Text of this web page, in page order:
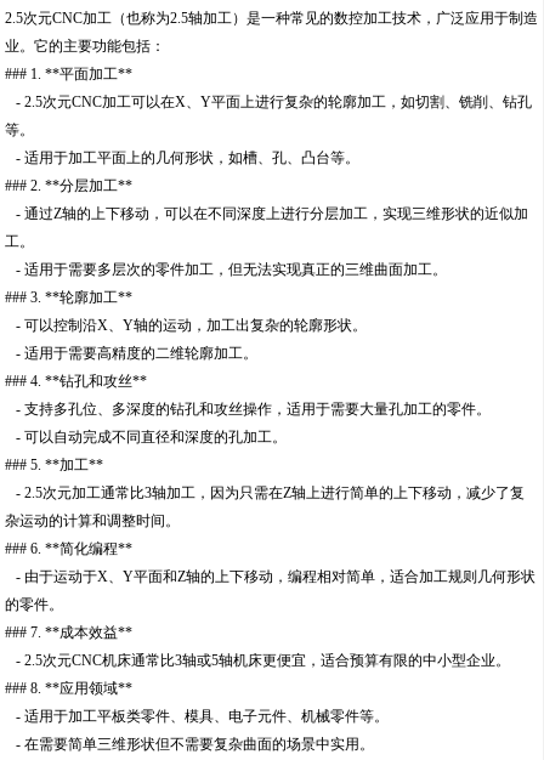
2.5次元CNC加工（也称为2.5轴加工）是一种常见的数控加工技术，广泛应用于制造
业。它的主要功能包括：
### 1. **平面加工**
- 2.5次元CNC加工可以在X、Y平面上进行复杂的轮廓加工，如切割、铣削、钻孔
等。
- 适用于加工平面上的几何形状，如槽、孔、凸台等。
### 2. **分层加工**
- 通过Z轴的上下移动，可以在不同深度上进行分层加工，实现三维形状的近似加
工。
- 适用于需要多层次的零件加工，但无法实现真正的三维曲面加工。
### 3. **轮廓加工**
- 可以控制沿X、Y轴的运动，加工出复杂的轮廓形状。
- 适用于需要高精度的二维轮廓加工。
### 4. **钻孔和攻丝**
- 支持多孔位、多深度的钻孔和攻丝操作，适用于需要大量孔加工的零件。
- 可以自动完成不同直径和深度的孔加工。
### 5. **加工**
- 2.5次元加工通常比3轴加工，因为只需在Z轴上进行简单的上下移动，减少了复
杂运动的计算和调整时间。
### 6. **简化编程**
- 由于运动于X、Y平面和Z轴的上下移动，编程相对简单，适合加工规则几何形状
的零件。
### 7. **成本效益**
- 2.5次元CNC机床通常比3轴或5轴机床更便宜，适合预算有限的中小型企业。
### 8. **应用领域**
- 适用于加工平板类零件、模具、电子元件、机械零件等。
- 在需要简单三维形状但不需要复杂曲面的场景中实用。